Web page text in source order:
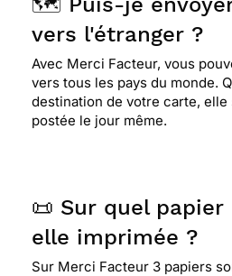
vers l'étranger ?
Avec Merci Facteur, vous
vers tous les pays du monde.
destination de votre carte, elle
postée le jour même.
📜 Sur quel
elle imprimée ?
Sur Merci Facteur 3 papiers